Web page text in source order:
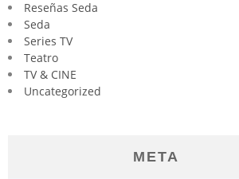
Reseñas Seda
Seda
Series TV
Teatro
TV & CINE
Uncategorized
META